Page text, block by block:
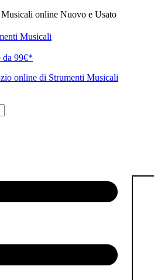
online Nuovo e Usato
Musicali
da 99€*